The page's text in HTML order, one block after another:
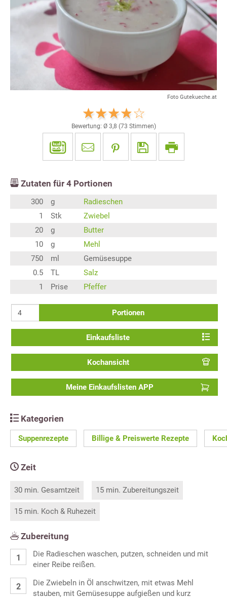
Foto Gutekueche.at
Bewertung: Ø 3,8 (73 Stimmen)
Zutaten für 4 Portionen
300 g
Radieschen
1
Stk
Zwiebel
20
g
Butter
10
g
Mehl
750
ml
Gemüsesuppe
0.5
TL
Salz
1
Prise Pfeffer
Portionen
Einkaufsliste
Kochansicht
Meine Einkaufslisten APP
Kategorien
Suppenrezepte Billige & Preiswerte Rezepte
Zeit
30 min. Gesamtzeit 15 min. Zubereitungszeit
15 min. Koch & Ruhezeit
Zubereitung
Die Radieschen waschen, putzen, schneiden und mit
einer Reibe reißen.
Die Zwiebeln in Öl anschwitzen, mit etwas Mehl
stauben, mit Gemüsesuppe aufgießen und kurz